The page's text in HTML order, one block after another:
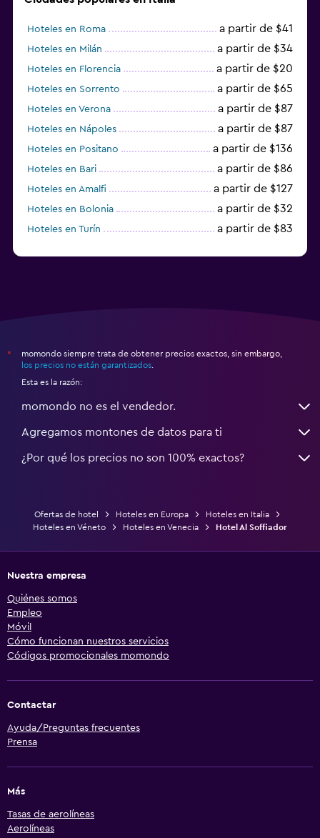
Hoteles en Roma a partir de $41
Hoteles en Milán a partir de $34
Hoteles en Florencia a partir de $20
Hoteles en Sorrento a partir de $65
Hoteles en Verona a partir de $87
Hoteles en Nápoles a partir de $87
Hoteles en Positano a partir de $136
Hoteles en Bari a partir de $86
Hoteles en Amalfi a partir de $127
Hoteles en Bolonia a partir de $32
Hoteles en Turín a partir de $83
*
momondo siempre trata de obtener precios exactos, sin embargo,
los precios no están garantizados
Esta es la razón:
momondo no es el vendedor.
Agregamos montones de datos para ti
¿Por qué los precios no son 100% exactos?
Ofertas de hotel Hoteles en Europa
Hoteles en Italia
Hoteles en Véneto
Hoteles en Venecia Hotel Al Soffiador
Nuestra empresa
Quiénes somos
Empleo
Móvil
Cómo funcionan nuestros servicios
Códigos promocionales momondo
Contactar
Ayuda/Preguntas frecuentes
Prensa
Más
Tasas de aerolíneas
Aerolíneas